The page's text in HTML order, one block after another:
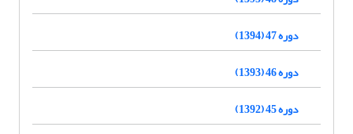
دوره 47 (1394)
دوره 46 (1393)
دوره 45 (1392)